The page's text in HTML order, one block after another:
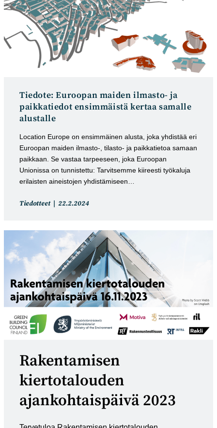
Tiedote: Euroopan maiden ilmasto- ja
paikkatiedot ensimmäistä kertaa samalle
alustalle
Location Europe on ensimmäinen alusta, joka yhdistää eri
Euroopan maiden ilmasto-, tilasto- ja paikkatietoa samaan
paikkaan. Se vastaa tarpeeseen, joka Euroopan
Unionissa on tunnistettu: Tarvitsemme kiireesti työkaluja
erilaisten aineistojen yhdistämiseen…
Artikkelin
Tiedotteet
Artikkeli
22.2.2024
Rakentamisen
kiertotalouden
ajankohtaispäivä 2023